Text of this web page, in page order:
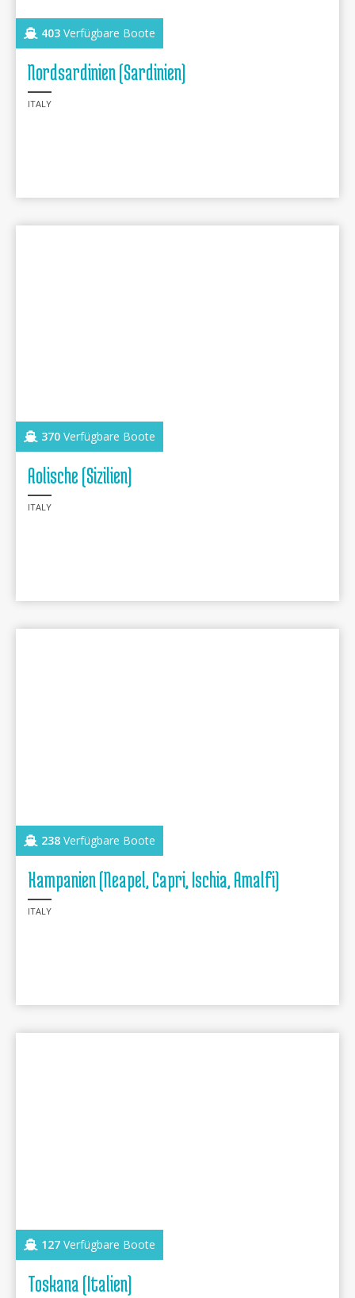
403 Verfügbare Boote
Nordsardinien (Sardinien)
ITALY
370 Verfügbare Boote
Aolische (Sizilien)
ITALY
238 Verfügbare Boote
Kampanien (Neapel, Capri, Ischia, Amalfi)
ITALY
127 Verfügbare Boote
Toskana (Italien)